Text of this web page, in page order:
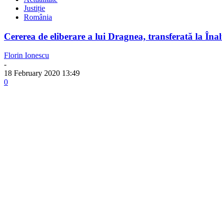
Justiție
România
Cererea de eliberare a lui Dragnea, transferată la
Florin Ionescu
-
18 February 2020 13:49
0